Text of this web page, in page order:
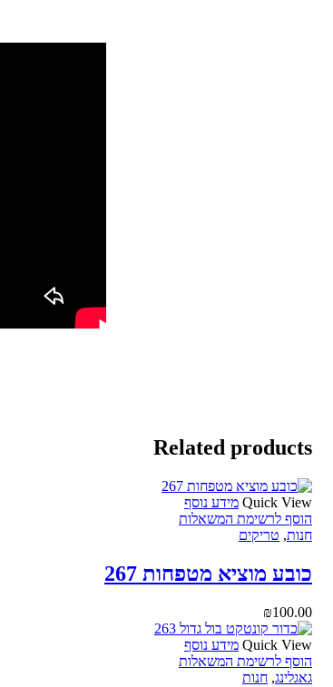
Related products
Quick View מידע נוסף
הוסף לרשימת המשאלות
חנות, טריקים
כובע מוציא מטפחות 267
₪100.00
Quick View מידע נוסף
הוסף לרשימת המשאלות
גאגלינג, חנות